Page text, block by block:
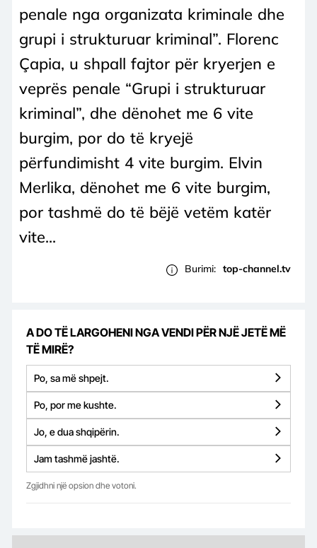
penale nga organizata kriminale dhe
grupi i strukturuar kriminal”. Florenc
Çapia, u shpall fajtor për kryerjen e
veprës penale “Grupi i strukturuar
kriminal”, dhe dënohet me 6 vite
burgim, por do të kryejë
përfundimisht 4 vite burgim. Elvin
Merlika, dënohet me 6 vite burgim,
por tashmë do të bëjë vetëm katër
vite...
Burimi: top-channel.tv
A DO TË LARGOHENI NGA VENDI PËR NJË JETË MË
TË MIRË?
Po, sa më shpejt.
Po, por me kushte.
Jo, e dua shqipërin.
Jam tashmë jashtë.
Zgjidhni një opsion dhe votoni.